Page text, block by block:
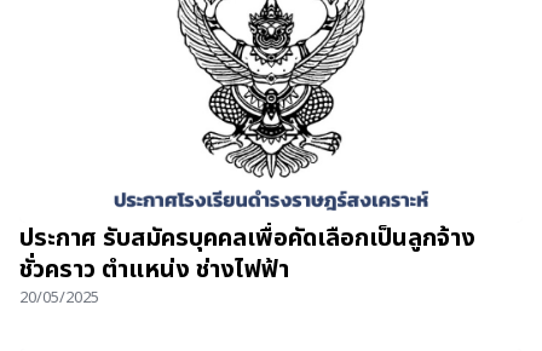
ประกาศ รับสมัครบุคคลเพื่อคัดเลือกเป็นลูกจ้าง
ชั่วคราว ตำแหน่ง ช่างไฟฟ้า
20/05/2025